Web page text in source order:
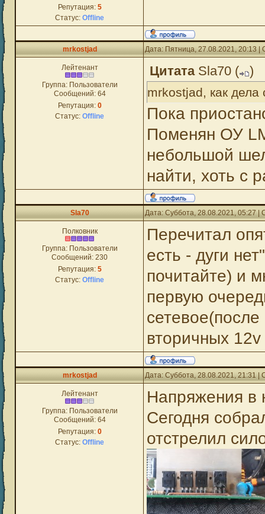
Репутация: 5
Статус: Offline
mrkostjad Дата: Пятница, 27.08.2021, 20:13
Лейтенант
Группа: Пользователи
Сообщений: 64
Репутация: 0
Статус: Offline
Цитата Sla70 ( )
mrkostjad, как
Пока
Поменян ОУ
небольшой
найти, хоть с
Sla70 Дата: Суббота, 28.08.2021, 05:27
Полковник
Группа: Пользователи
Сообщений: 230
Репутация: 5
Статус: Offline
Перечитал
есть - дуги
почитайте) и
первую
вторичных
mrkostjad Дата: Суббота, 28.08.2021, 21:31
Лейтенант
Группа: Пользователи
Сообщений: 64
Репутация: 0
Статус: Offline
Напряжения в
Сегодня
отстрелил